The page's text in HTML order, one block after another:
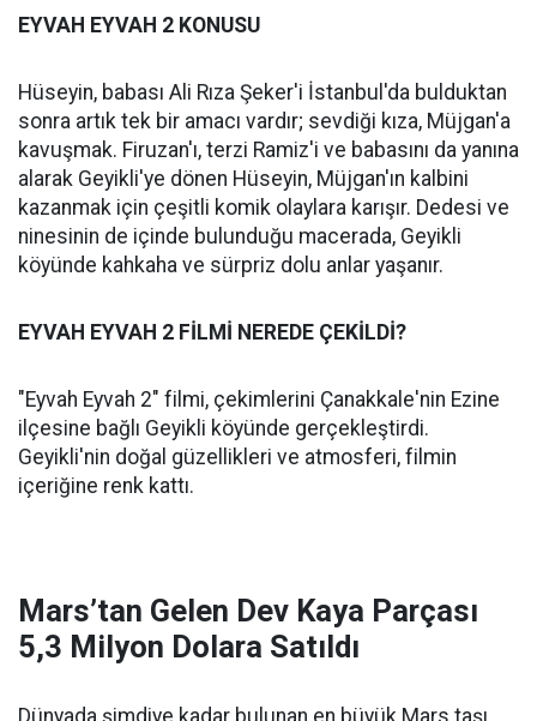
EYVAH EYVAH 2 KONUSU
Hüseyin, babası Ali Rıza Şeker'i İstanbul'da bulduktan
sonra artık tek bir amacı vardır; sevdiği kıza, Müjgan'a
kavuşmak. Firuzan'ı, terzi Ramiz'i ve babasını da yanına
alarak Geyikli'ye dönen Hüseyin, Müjgan'ın kalbini
kazanmak için çeşitli komik olaylara karışır. Dedesi ve
ninesinin de içinde bulunduğu macerada, Geyikli
köyünde kahkaha ve sürpriz dolu anlar yaşanır.
EYVAH EYVAH 2 FİLMİ NEREDE ÇEKİLDİ?
"Eyvah Eyvah 2" filmi, çekimlerini Çanakkale'nin Ezine
ilçesine bağlı Geyikli köyünde gerçekleştirdi.
Geyikli'nin doğal güzellikleri ve atmosferi, filmin
içeriğine renk kattı.
Mars’tan Gelen Dev Kaya Parçası
5,3 Milyon Dolara Satıldı
Dünyada şimdiye kadar bulunan en büyük Mars taşı,